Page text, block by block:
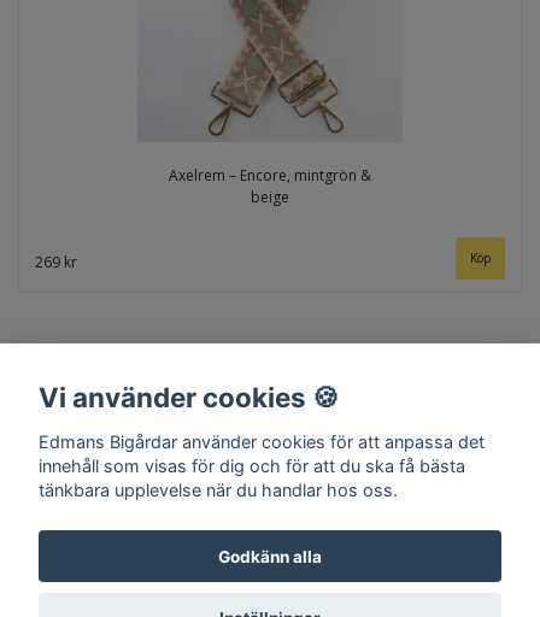
Axelrem – Encore, mintgrön &
beige
269 kr
Vi använder cookies 🍪
Edmans Bigårdar använder cookies för att anpassa det
innehåll som visas för dig och för att du ska få bästa
tänkbara upplevelse när du handlar hos oss.
Godkänn alla